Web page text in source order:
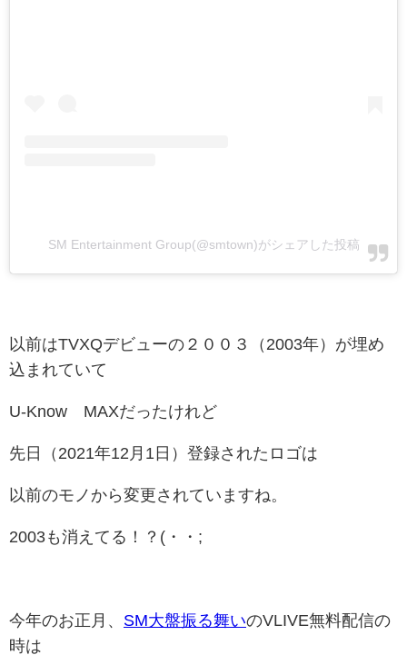
SM Entertainment Group(@smtown)がシェアした投稿
以前はTVXQデビューの２００３（2003年）が埋め
込まれていて
U-Know MAXだったけれど
先日（2021年12月1日）登録されたロゴは
以前のモノから変更されていますね。
2003も消えてる！？(・・;
今年のお正月、 SM大盤振る舞いのVLIVE無料配信の
時は